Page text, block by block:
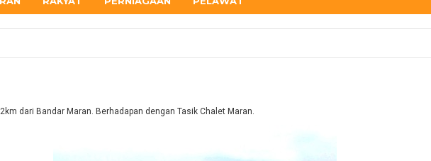
dari Bandar Maran. Berhadapan dengan Tasik Chalet Maran.